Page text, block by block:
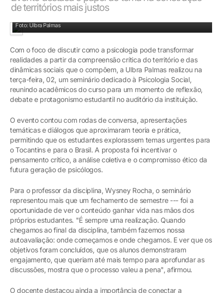
de territórios mais justos
Foto: Ulbra Palmas
Com o foco de discutir como a psicologia pode transformar
realidades a partir da compreensão crítica do território e das
dinâmicas sociais que o compõem, a Ulbra Palmas realizou na
terça-feira, 02, um seminário dedicado à Psicologia Social,
reunindo acadêmicos do curso para um momento de reflexão,
debate e protagonismo estudantil no auditório da instituição.
O evento contou com rodas de conversa, apresentações
temáticas e diálogos que aproximaram teoria e prática,
permitindo que os estudantes explorassem temas urgentes para
o Tocantins e para o Brasil. A proposta foi incentivar o
pensamento crítico, a análise coletiva e o compromisso ético da
futura geração de psicólogos.
Para o professor da disciplina, Wysney Rocha, o seminário
representou mais que um fechamento de semestre --- foi a
oportunidade de ver o conteúdo ganhar vida nas mãos dos
próprios estudantes. "É sempre uma realização. Quando
chegamos ao final da disciplina, também fazemos nossa
autoavaliação: onde começamos e onde chegamos. E ver que os
objetivos foram concluídos, que os alunos demonstraram
engajamento, que queriam até mais tempo para aprofundar as
discussões, mostra que o processo valeu a pena", afirmou.
O docente destacou ainda a importância de conectar a